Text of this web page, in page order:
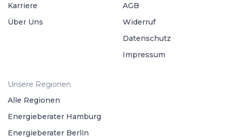
Karriere
Über Uns
AGB
Widerruf
Datenschutz
Impressum
Unsere Regionen
Alle Regionen
Energieberater Hamburg
Energieberater Berlin